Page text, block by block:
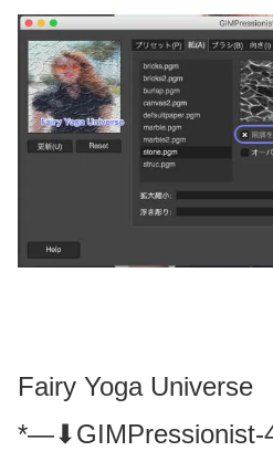
Fairy Yoga Universe
*—⬇GIMPressionist-